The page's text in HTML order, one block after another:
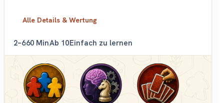
Alle Details & Wertung
2–660 MinAb 10Einfach zu lernen